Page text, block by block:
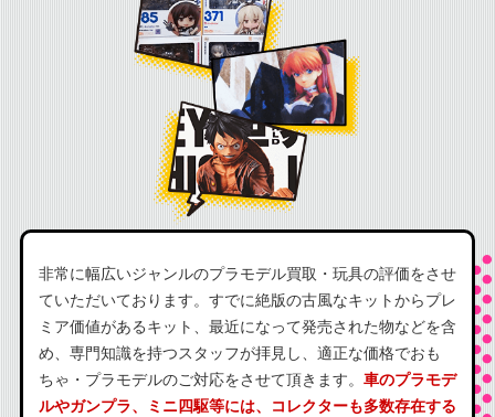
非常に幅広いジャンルのプラモデル買取・玩具の評価をさせ
ていただいております。すでに絶版の古風なキットからプレ
ミア価値があるキット、最近になって発売された物などを含
め、専門知識を持つスタッフが拝見し、適正な価格でおも
ちゃ・プラモデルのご対応をさせて頂きます。 車のプラモデ
ルやガンプラ、ミニ四駆等には、コレクターも多数存在する